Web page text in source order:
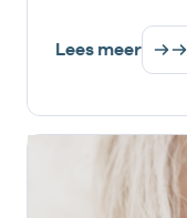
Lees meer